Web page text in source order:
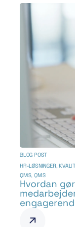
BLOG POST
HR-LØSNINGER,
QMS,QMS
Hvordan